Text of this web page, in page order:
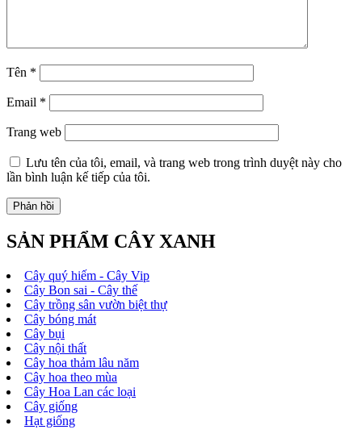
Tên *
Email *
Trang web
Lưu tên của tôi, email, và trang web trong trình duyệt này cho
lần bình luận kế tiếp của tôi.
SẢN PHẨM CÂY XANH
Cây quý hiếm - Cây Vip
Cây Bon sai - Cây thế
Cây trồng sân vườn biệt thự
Cây bóng mát
Cây bụi
Cây nội thất
Cây hoa thảm lâu năm
Cây hoa theo mùa
Cây Hoa Lan các loại
Cây giống
Hạt giống